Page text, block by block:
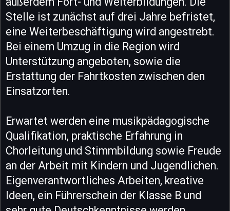
Stelle ist zunächst auf drei Jahre befristet,
eine Weiterbeschäftigung wird angestrebt.
Bei einem Umzug in die Region wird
Unterstützung angeboten, sowie die
Erstattung der Fahrtkosten zwischen den
Einsatzorten.
Erwartet werden eine musikpädagogische
Qualifikation, praktische Erfahrung in
Chorleitung und Stimmbildung sowie Freude
an der Arbeit mit Kindern und Jugendlichen.
Eigenverantwortliches Arbeiten, kreative
Ideen, ein Führerschein der Klasse B und